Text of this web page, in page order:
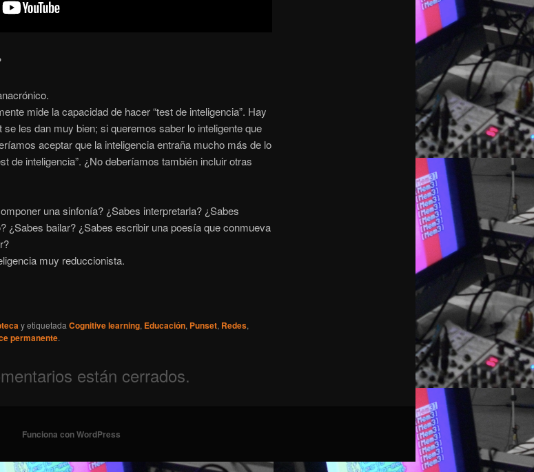
mide la capacidad de hacer “test de inteligencia”. Hay
les dan muy bien; si queremos saber lo inteligente que
aceptar que la inteligencia entraña mucho más de lo
de inteligencia”. ¿No deberíamos también incluir otras
una sinfonía? ¿Sabes interpretarla? ¿Sabes
¿Sabes bailar? ¿Sabes escribir una poesía que conmueva
muy reduccionista.
y etiquetada Cognitive learning, Educación, Punset, Redes,
permanente.
están cerrados.
Funciona con WordPress